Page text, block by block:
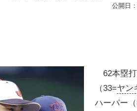
公開日：
62本塁打
（33=ヤン
ハーパー